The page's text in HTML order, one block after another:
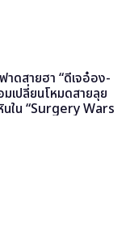
าดสายฮา “ดีเจอ๋อง-
เปลี่ยนโหมดสายลุย
นใน “Surgery Wars